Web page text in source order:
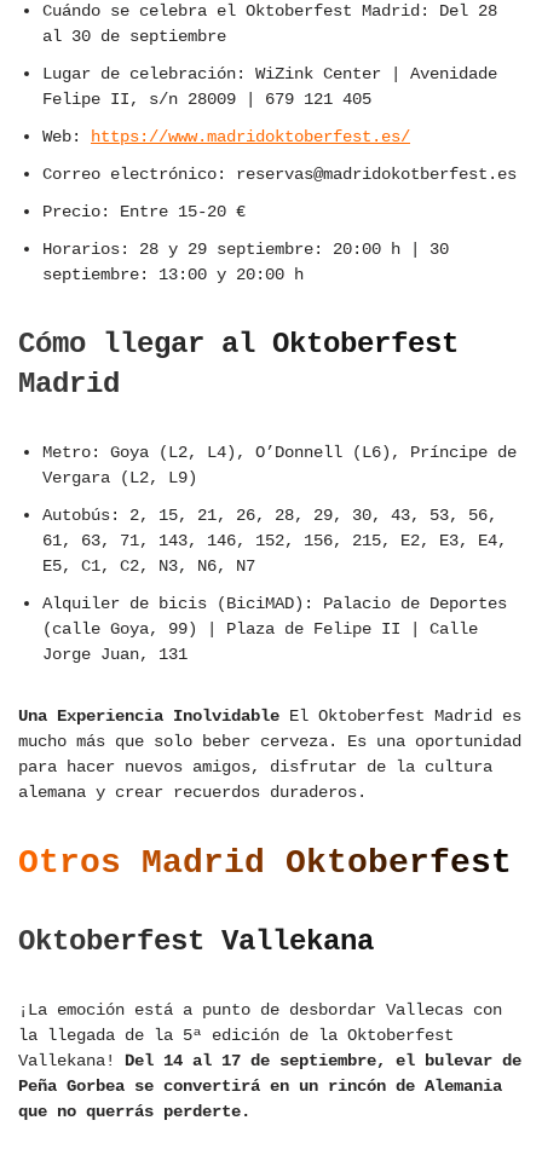
Cuándo se celebra el Oktoberfest Madrid: Del 28
al 30 de septiembre
Lugar de celebración: WiZink Center | Avenidade
Felipe II, s/n 28009 | 679 121 405
Web: https://www.madridoktoberfest.es/
Correo electrónico: reservas@madridokotberfest.es
Precio: Entre 15-20 €
Horarios: 28 y 29 septiembre: 20:00 h | 30
septiembre: 13:00 y 20:00 h
Cómo llegar al Oktoberfest
Madrid
Metro: Goya (L2, L4), O’Donnell (L6), Príncipe de
Vergara (L2, L9)
Autobús: 2, 15, 21, 26, 28, 29, 30, 43, 53, 56,
61, 63, 71, 143, 146, 152, 156, 215, E2, E3, E4,
E5, C1, C2, N3, N6, N7
Alquiler de bicis (BiciMAD): Palacio de Deportes
(calle Goya, 99) | Plaza de Felipe II | Calle
Jorge Juan, 131
Una Experiencia Inolvidable El Oktoberfest Madrid es
mucho más que solo beber cerveza. Es una oportunidad
para hacer nuevos amigos, disfrutar de la cultura
alemana y crear recuerdos duraderos.
Otros Madrid Oktoberfest
Oktoberfest Vallekana
¡La emoción está a punto de desbordar Vallecas con
la llegada de la 5ª edición de la Oktoberfest
Vallekana! Del 14 al 17 de septiembre, el bulevar de
Peña Gorbea se convertirá en un rincón de Alemania
que no querrás perderte.